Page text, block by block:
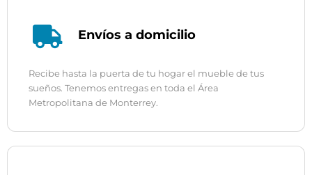
Envíos a domicilio
Recibe hasta la puerta de tu hogar el mueble de tus
sueños. Tenemos entregas en toda el Área
Metropolitana de Monterrey.